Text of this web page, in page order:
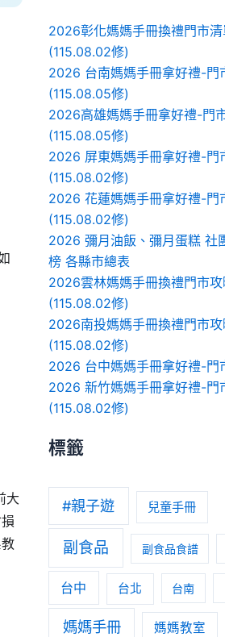
大
2026彰化媽媽手冊換禮門市
(115.08.02修)
2026 台南媽媽手冊拿好禮-門
(115.08.05修)
2026高雄媽媽手冊拿好禮-門
(115.08.05修)
2026 屏東媽媽手冊拿好禮-門
(115.08.02修)
2026 花蓮媽媽手冊拿好禮-門
(115.08.02修)
2026 彌月油飯、彌月蛋糕 社
榜 各縣市總表
2026雲林媽媽手冊換禮門市
(115.08.02修)
2026南投媽媽手冊換禮門市
(115.08.02修)
2026 台中媽媽手冊拿好禮-門
2026 新竹媽媽手冊拿好禮-門
(115.08.02修)
標籤
#親子遊 兒童手冊
副食品 副食品食譜
台中 台北 台南
媽媽手冊 媽媽教室